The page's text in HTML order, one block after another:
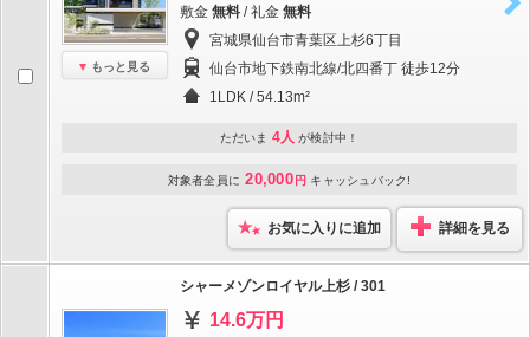
もっと見る
敷金 無料 / 礼金 無料
宮城県仙台市青葉区上杉6丁目
仙台市地下鉄南北線/北四番丁 徒歩12分
1LDK / 54.13m²
ただいま 4人 が検討中！
対象者全員に 20,000 円 キャッシュバック!
お気に入りに追加 詳細を見る
シャーメゾンロイヤル上杉 / 301
14.6万円